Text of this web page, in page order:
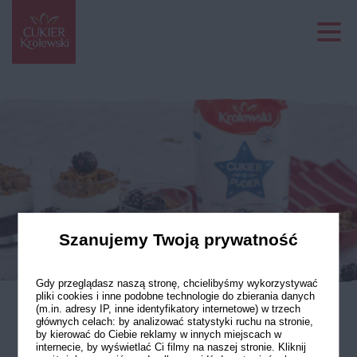
Deserki z galaretką
Szanujemy Twoją prywatność
Gdy przeglądasz naszą stronę, chcielibyśmy wykorzystywać
pliki cookies i inne podobne technologie do zbierania danych
(m.in. adresy IP, inne identyfikatory internetowe) w trzech
głównych celach: by analizować statystyki ruchu na stronie,
by kierować do Ciebie reklamy w innych miejscach w
internecie, by wyświetlać Ci filmy na naszej stronie. Kliknij